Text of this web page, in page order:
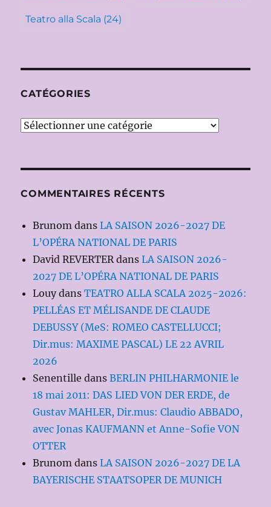
Teatro alla Scala (24)
CATÉGORIES
Catégories
COMMENTAIRES RÉCENTS
Brunom dansLA SAISON 2026-2027 DE
L’OPÉRA NATIONAL DE PARIS
David REVERTER dansLA SAISON 2026-
2027 DE L’OPÉRA NATIONAL DE PARIS
LouydansTEATRO ALLA SCALA 2025-2026:
PELLÉAS ET MÉLISANDE DE CLAUDE
DEBUSSY (MeS: ROMEO CASTELLUCCI;
Dir.mus: MAXIME PASCAL) LE 22 AVRIL
2026
Senentille dansBERLIN PHILHARMONIE le
18 mai 2011: DAS LIED VON DER ERDE, de
Gustav MAHLER, Dir.mus: Claudio ABBADO,
avec Jonas KAUFMANN et Anne-Sofie VON
OTTER
Brunom dansLA SAISON 2026-2027 DE LA
BAYERISCHE STAATSOPER DE MUNICH